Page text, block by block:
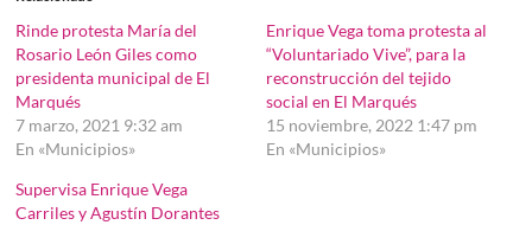
Rinde protesta María del
Rosario León Giles como
presidenta municipal de El
Marqués
7 marzo, 2021 9:32 am
En «Municipios»
Enrique Vega toma protesta al
“Voluntariado Vive”, para la
reconstrucción del tejido
social en El Marqués
15 noviembre, 2022 1:47 pm
En «Municipios»
Supervisa Enrique Vega
Carriles y Agustín Dorantes